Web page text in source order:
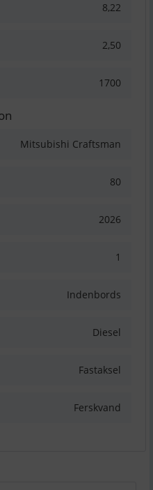
8,22
2,50
1700
Mitsubishi Craftsman
80
2026
1
Indenbords
Diesel
Fastaksel
Ferskvand